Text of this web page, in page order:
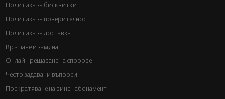
Политика за бисквитки
Политика за поверителност
Политика за доставка
Връщане и замяна
Онлайн решаване на спорове
Често задавани въпроси
Прекратяване на винен абонамент